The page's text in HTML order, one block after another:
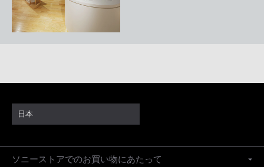
日本
ソニーストアでのお買い物にあたって